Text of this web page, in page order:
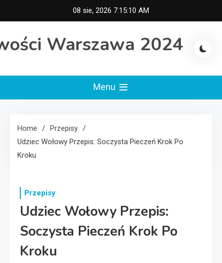
to
08 sie, 2026 7:15:11 AM
Warszawa 2024
Menu
Home
Przepisy
Udziec Wołowy Przepis: Soczysta Pieczeń Krok Po
Kroku
Przepisy
Udziec Wołowy Przepis:
Soczysta Pieczeń Krok Po
Kroku